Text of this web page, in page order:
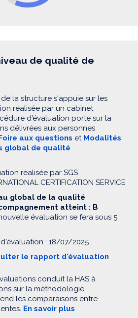
de qualité de
la structure s'appuie sur les
réalisée par un cabinet
d'évaluation porte sur la
délivrées aux personnes
aux questions et Modalités
global de qualité
réalisée par SGS
CERTIFICATION SERVICE
global de la qualité
atteint : B
évaluation se fera sous 5
: 18/07/2025
le rapport d'évaluation
conduit la HAS à
sur la méthodologie
les comparaisons entre
En savoir plus